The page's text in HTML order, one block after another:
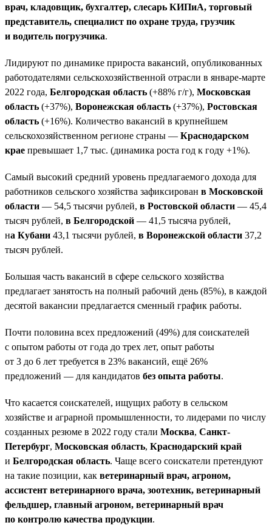
врач, кладовщик, бухгалтер, слесарь КИПиА, торговый
представитель, специалист по охране труда, грузчик
и водитель погрузчика.
Лидируют по динамике прироста вакансий, опубликованных
работодателями сельскохозяйственной отрасли в январе-марте
2022 года, Белгородская область (+88% г/г), Московская
область (+37%), Воронежская область (+37%), Ростовская
область (+16%). Количество вакансий в крупнейшем
сельскохозяйственном регионе страны — Краснодарском
крае превышает 1,7 тыс. (динамика роста год к году +1%).
Самый высокий средний уровень предлагаемого дохода для
работников сельского хозяйства зафиксирован в Московской
области — 54,5 тысячи рублей, в Ростовской области — 45,4
тысяч рублей, в Белгородской — 41,5 тысяча рублей,
на Кубани 43,1 тысячи рублей, в Воронежской области 37,2
тысяч рублей.
Большая часть вакансий в сфере сельского хозяйства
предлагает занятость на полный рабочий день (85%), в каждой
десятой вакансии предлагается сменный график работы.
Почти половина всех предложений (49%) для соискателей
с опытом работы от года до трех лет, опыт работы
от 3 до 6 лет требуется в 23% вакансий, ещё 26%
предложений — для кандидатов без опыта работы.
Что касается соискателей, ищущих работу в сельском
хозяйстве и аграрной промышленности, то лидерами по числу
созданных резюме в 2022 году стали Москва, Санкт-
Петербург, Московская область, Краснодарский край
и Белгородская область. Чаще всего соискатели претендуют
на такие позиции, как ветеринарный врач, агроном,
ассистент ветеринарного врача, зоотехник, ветеринарный
фельдшер, главный агроном, ветеринарный врач
по контролю качества продукции.